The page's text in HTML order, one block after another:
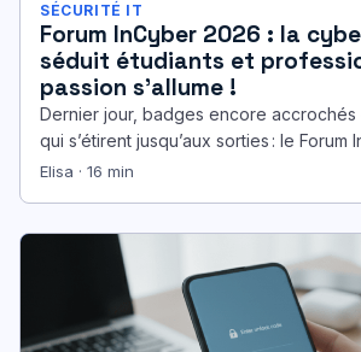
SÉCURITÉ IT
Forum InCyber 2026 : la
séduit étudiants et
passion s’allume !
Dernier jour, badges encore accrochés
qui s’étirent jusqu’aux sorties : le Forum
s’achève dans une énergie rare.…
Elisa · 16 min